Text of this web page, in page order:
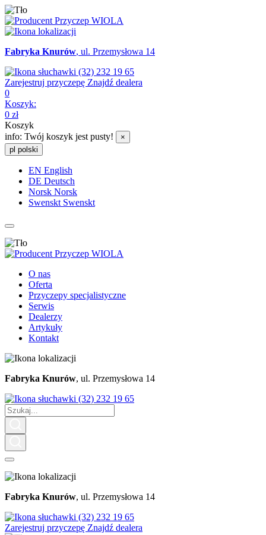
Fabryka Knurów, ul. Przemysłowa 14
(32) 232 19 65
Zarejestruj przyczepę Znajdź dealera
0
Koszyk:
0 zł
Koszyk
info: Twój koszyk jest pusty!
×
pl polski
EN English
DE Deutsch
Norsk Norsk
Swenskt Swenskt
O nas
Oferta
Przyczepy specjalistyczne
Serwis
Dealerzy
Artykuły
Kontakt
Fabryka Knurów, ul. Przemysłowa 14
(32) 232 19 65
Fabryka Knurów, ul. Przemysłowa 14
(32) 232 19 65
Zarejestruj przyczepę Znajdź dealera